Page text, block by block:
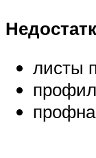
листы